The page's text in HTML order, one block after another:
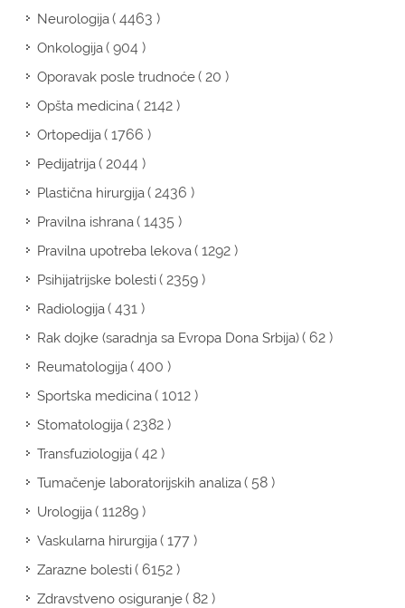
Neurologija( 4463 )
Onkologija( 904 )
Oporavak posle trudnoće( 20 )
Opšta medicina( 2142 )
Ortopedija( 1766 )
Pedijatrija( 2044 )
Plastična hirurgija( 2436 )
Pravilna ishrana( 1435 )
Pravilna upotreba lekova( 1292 )
Psihijatrijske bolesti( 2359 )
Radiologija( 431 )
Rak dojke (saradnja sa Evropa Dona Srbija)( 62 )
Reumatologija( 400 )
Sportska medicina( 1012 )
Stomatologija( 2382 )
Transfuziologija( 42 )
Tumačenje laboratorijskih analiza( 58 )
Urologija( 11289 )
Vaskularna hirurgija( 177 )
Zarazne bolesti( 6152 )
Zdravstveno osiguranje( 82 )